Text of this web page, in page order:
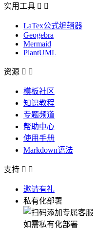
实用工具  
LaTex公式编辑器
Geogebra
Mermaid
PlantUML
资源  
模板社区
知识教程
专题频道
帮助中心
使用手册
Markdown语法
支持  
邀请有礼
私有化部署
如需私有化部署